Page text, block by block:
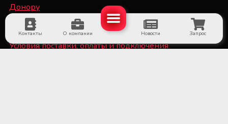
Контакты О компании Новости Запрос
Донору
Специалисту
Условия поставки, оплаты и подключения